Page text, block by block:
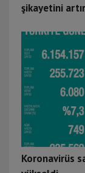
şikayetini
Koronavirüs